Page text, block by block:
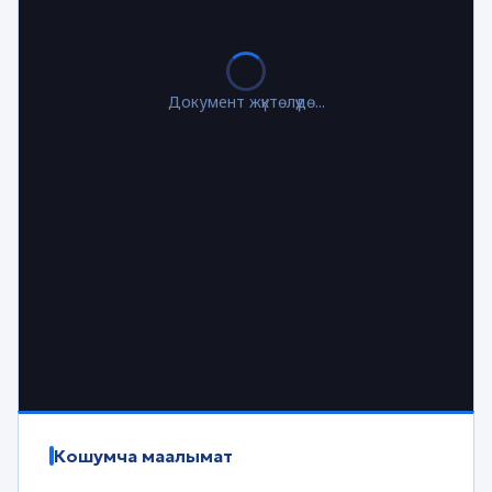
Документ жүктөлүүдө...
Кошумча маалымат